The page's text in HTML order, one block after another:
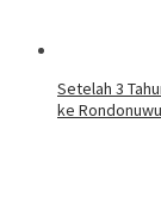
Setelah 3
ke Rondonuwu